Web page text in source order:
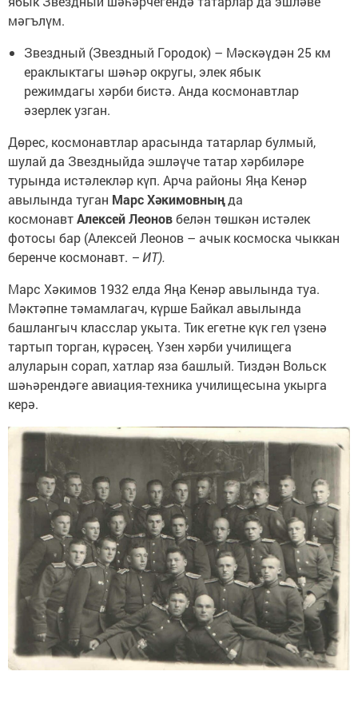
мәгълүм.
Звездный (Звездный Городок) – Мәскәүдән 25 км
ераклыктагы шәһәр округы, элек ябык
режимдагы хәрби бистә. Анда космонавтлар
әзерлек узган.
Дөрес, космонавтлар арасында татарлар булмый,
шулай да Звездныйда эшләүче татар хәрбиләре
турында истәлекләр күп. Арча районы Яңа Кенәр
авылында туган Марс Хәкимовныңда
космонавтАлексей Леоновбелән төшкән истәлек
фотосы бар (Алексей Леонов – ачык космоска чыккан
беренче космонавт. – ИТ).
Марс Хәкимов 1932 елда Яңа Кенәр авылында туа.
Мәктәпне тәмамлагач, күрше Байкал авылында
башлангыч класслар укыта. Тик егетне күк гел үзенә
тартып торган, күрәсең. Үзен хәрби училищега
алуларын сорап, хатлар яза башлый. Тиздән Вольск
шәһәрендәге авиация-техника училищесына укырга
керә.